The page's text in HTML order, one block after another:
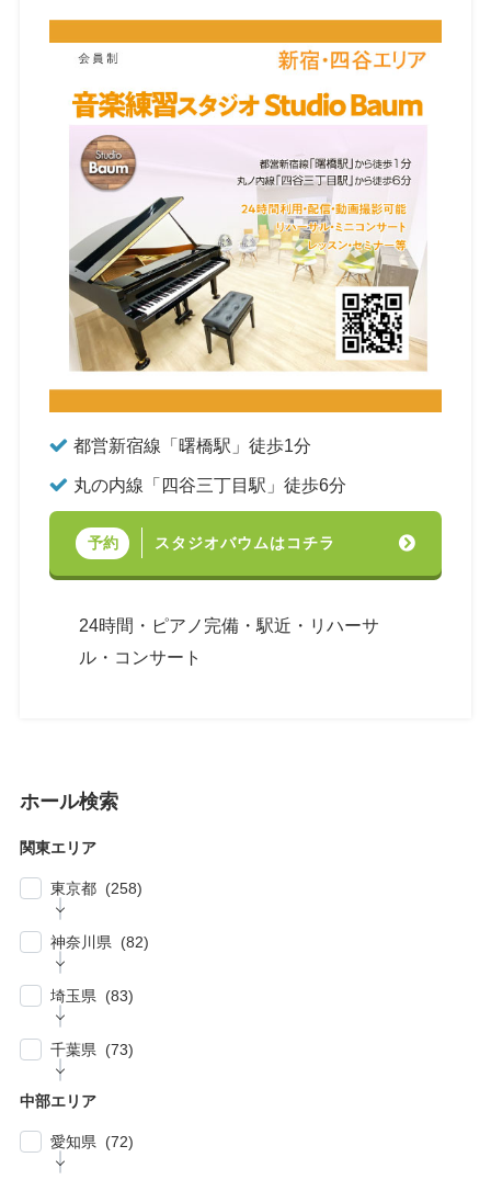
都営新宿線「曙橋駅」徒歩1分
丸の内線「四谷三丁目駅」徒歩6分
予約 スタジオバウムはコチラ
24時間・ピアノ完備・駅近・リハーサ
ル・コンサート
ホール検索
関東エリア
東京都 (258)
| … 新宿区・渋谷区 (39)
| … 品川区・大田区 (10)
| … 目黒区・世田谷区 (21)
| … 中野区・杉並区 (13)
神奈川県 (82)
| … 横浜市 (44)
| … 相模原市・茅ヶ崎市・平塚市 (5)
| … 厚木市・小田原市・町田市・大和市・海老
埼玉県 (83)
| … 春日部市・富士見市・ふじみ野市 (4)
| … 比企郡・入間郡・入間市・秩父市・秩父
千葉県 (73)
| … 千葉市・船橋市・松戸市 (21)
| … 浦安市・市原市・八千代市・佐倉市 (14)
中部エリア
愛知県 (72)